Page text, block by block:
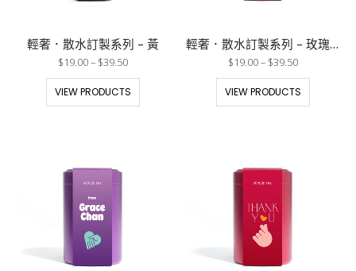
輕奢．散水訂製系列 – 黃
$19.00– $39.50
VIEW PRODUCTS
輕奢．散水訂製系列 – 玫瑰金
$19.00– $39.50
VIEW PRODUCTS